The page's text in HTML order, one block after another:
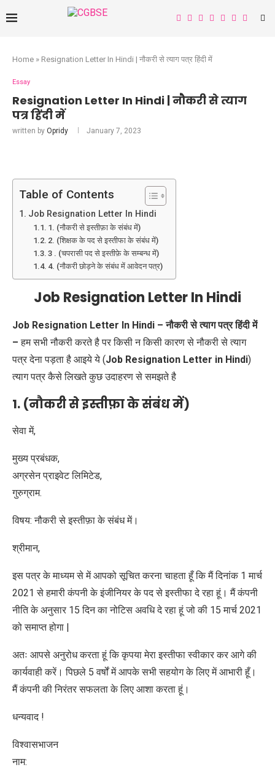
Home » Resignation Letter In Hindi | नौकरी से त्याग पत्र हिंदी में
Essay
Resignation Letter In Hindi | नौकरी से त्याग
पत्र हिंदी में
written by Opridy January 7, 2023
Table of Contents
Job Resignation Letter In Hindi
1. (नौकरी से इस्तीफ़ा के संबंध में)
2. (शिक्षक के पद से इस्तीफा के संबंध में)
3 . (चपरासी पद से इस्तीफ़े के सम्बन्ध में)
4. (नौकरी छोड़ने के संबंध में आवेदन पत्र)
Job Resignation Letter In Hindi
Job Resignation Letter In Hindi – नौकरी से त्याग पत्र हिंदी में
– हम सभी नौकरी करते है पर किसी न किसी कारण से नौकरी से त्याग
पत्र देना पड़ता है आइये ये (Job Resignation Letter in Hindi)
त्याग पत्र कैसे लिखते कुछ उदाहरण से समझते है
1. (नौकरी से इस्तीफ़ा के संबंध में)
सेवा में,
मुख्य प्रबंधक,
अग्रसेन प्राइवेट लिमिटेड,
गुरुग्राम.
विषय: नौकरी से इस्तीफ़ा के संबंध में।
श्रीमान,
इस पत्र के माध्यम से में आपको सूचित करना चाहता हूँ कि मैं दिनांक 1 मार्च
2021 से हमारी कंपनी के इंजीनियर के पद से इस्तीफा दे रहा हूं। मैं कंपनी
नीति के अनुसार 15 दिन का नोटिस अवधि दे रहा हूं जो की 15 मार्च 2021
को समाप्त होगा |
अतः आपसे अनुरोध करता हूं कि कृपया मेरा इस्तीफा स्वीकार कर आगे की
कार्यवाही करें। पिछले 5 वर्षों में आपके सभी सहयोग के लिए में आभारी हूँ।
मैं कंपनी की निरंतर सफलता के लिए आशा करता हूं।
धन्यवाद !
विश्वासभाजन
नाम: